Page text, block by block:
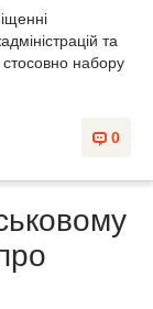
та
стосовно набору
0